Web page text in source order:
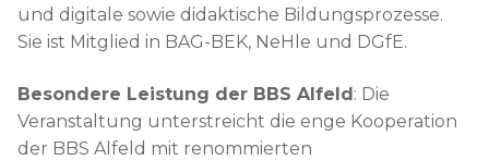
und digitale sowie didaktische Bildungsprozesse.
Sie ist Mitglied in BAG-BEK, NeHle und DGfE.
Besondere Leistung der BBS Alfeld: Die
Veranstaltung unterstreicht die enge Kooperation
der BBS Alfeld mit renommierten